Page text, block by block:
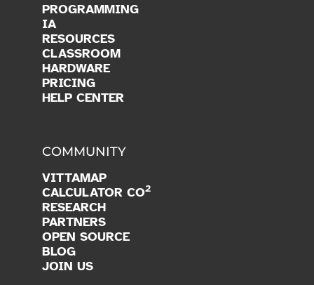
PROGRAMMING
IA
RESOURCES
CLASSROOM
HARDWARE
PRICING
HELP CENTER
COMMUNITY
VITTAMAP
CALCULATOR CO2
RESEARCH
PARTNERS
OPEN SOURCE
BLOG
JOIN US